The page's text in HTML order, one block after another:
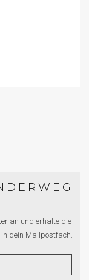
an und erhalte die
dein Mailpostfach.